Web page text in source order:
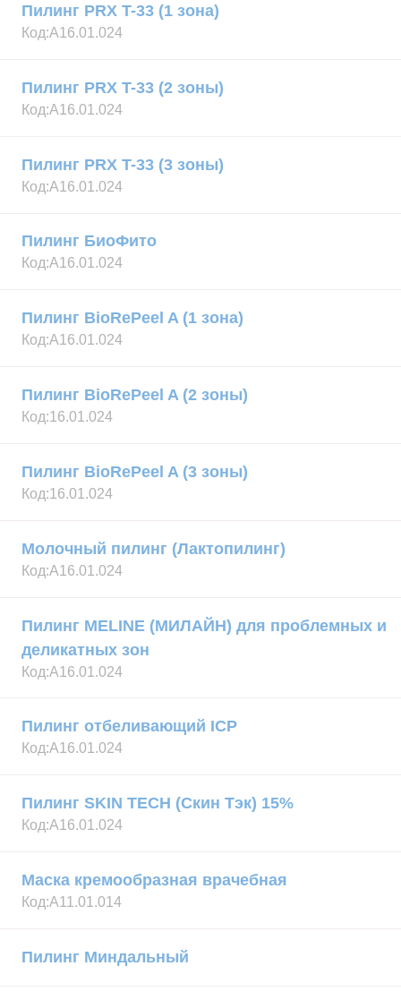
Пилинг PRX T-33 (1 зона)
Код:А16.01.024
Пилинг PRX T-33 (2 зоны)
Код:А16.01.024
Пилинг PRX T-33 (3 зоны)
Код:А16.01.024
Пилинг БиоФито
Код:А16.01.024
Пилинг BioRePeel A (1 зона)
Код:А16.01.024
Пилинг BioRePeel A (2 зоны)
Код:16.01.024
Пилинг BioRePeel A (3 зоны)
Код:16.01.024
Молочный пилинг (Лактопилинг)
Код:А16.01.024
Пилинг MELINE (МИЛАЙН) для проблемных и
деликатных зон
Код:А16.01.024
Пилинг отбеливающий ICP
Код:А16.01.024
Пилинг SKIN TECH (Скин Тэк) 15%
Код:А16.01.024
Маска кремообразная врачебная
Код:А11.01.014
Пилинг Миндальный